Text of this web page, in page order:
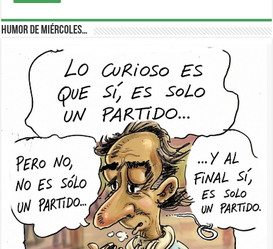
Humor de Miércoles…